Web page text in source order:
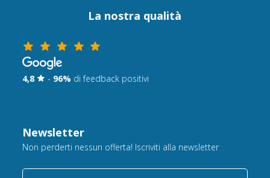
La nostra qualità
4,8 - 96% di feedback positivi
Newsletter
Non perderti nessun offerta! Iscriviti alla newsletter